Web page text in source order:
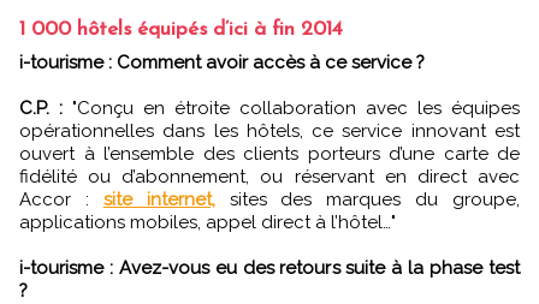
1 000 hôtels équipés d’ici à fin 2014
i-tourisme : Comment avoir accès à ce service ?
C.P. : "Conçu en étroite collaboration avec les équipes
opérationnelles dans les hôtels, ce service innovant est
ouvert à l’ensemble des clients porteurs d’une carte de
fidélité ou d’abonnement, ou réservant en direct avec
Accor : site internet,sites des marques du groupe,
applications mobiles, appel direct à l’hôtel…"
i-tourisme : Avez-vous eu des retours suite à la phase test
?